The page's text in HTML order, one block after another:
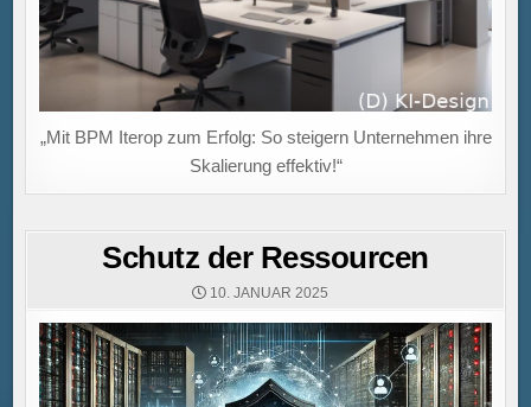
„Mit BPM Iterop zum Erfolg: So steigern Unternehmen ihre
Skalierung effektiv!“
Schutz der Ressourcen
10. JANUAR 2025